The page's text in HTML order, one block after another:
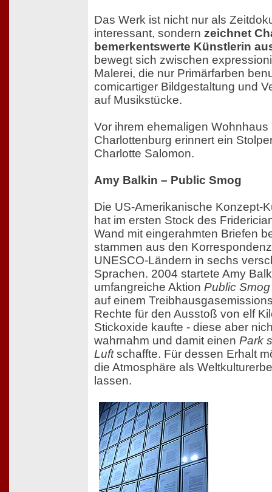
Das Werk ist nicht nur als
interessant, sondern zeichnet
bemerkentswerte Künstlerin
bewegt sich zwischen
Malerei, die nur Primärfarben
comicartiger Bildgestaltung und
auf Musikstücke.
Vor ihrem ehemaligen Wohnhaus
Charlottenburg erinnert ein
Charlotte Salomon.
Amy Balkin – Public Smog
Die US-Amerikanische Konzept-
hat im ersten Stock des
Wand mit eingerahmten Briefen
stammen aus den
UNESCO-Ländern in sechs
Sprachen. 2004 startete Amy
umfangreiche Aktion Public Smog
auf einem
Rechte für den Ausstoß von elf
Stickoxide kaufte - diese aber
wahrnahm und damit einen Park
Luftschaffte. Für dessen Erhalt
die Atmosphäre als
lassen.